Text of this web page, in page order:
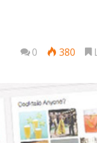
0 380